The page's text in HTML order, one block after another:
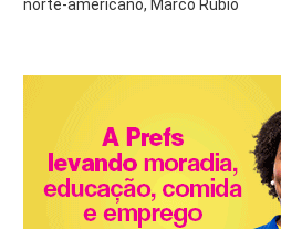
norte-americano, Marco Rubio